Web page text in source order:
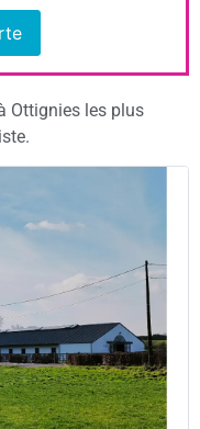
Ottignies les plus